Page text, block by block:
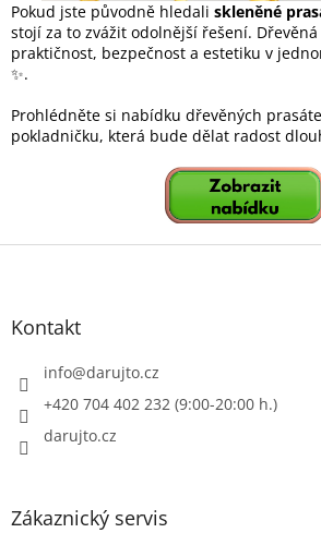
Pokud jste původně hledali skleněné
stojí za to zvážit odolnější řešení.
praktičnost, bezpečnost a estetiku v
✨.
Prohlédněte si nabídku dřevěných
pokladničku, která bude dělat radost
Z
Kontakt
info@darujto.cz
+420 704 402 232 (9:00-20:00 h.)
darujto.cz
Zákaznický servis